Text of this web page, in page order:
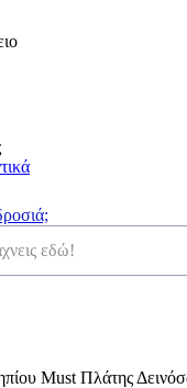
Must Πλάτης